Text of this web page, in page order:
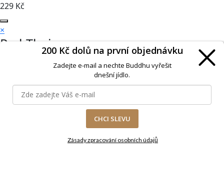
229 Kč
×
Pad Thai
thajské tradiční rýžové nudle pad thai, tamarind omáčka,
vejce, mrkev, pórek, jarní cibulka, česnek, sójové výhonky,
koriandr, arašídy, limeta - nepálivé
(povinné)
10Kč Krevety
200 Kč dolů na první objednávku
Zadejte e-mail a nechte Buddhu vyřešit
dnešní jídlo.
CHCI SLEVU
Zásady zpracování osobních údajů